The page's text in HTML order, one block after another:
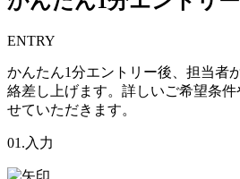
ENTRY
かんたん1分エントリー後、担当者
絡差し上げます。詳しいご希望条
せていただきます。
01.入力